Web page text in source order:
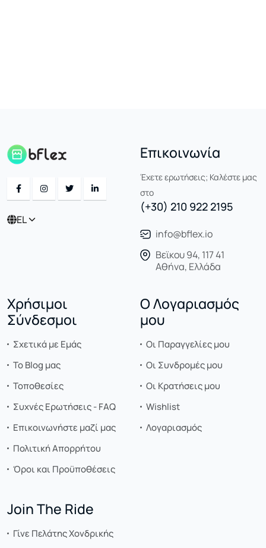
EL
Επικοινωνία
Έχετε ερωτήσεις; Καλέστε μας
στο
(+30) 210 922 2195
info@bflex.io
Βεϊκου 94, 117 41
Αθήνα, Ελλάδα
Χρήσιμοι
Σύνδεσμοι
Σχετικά με Εμάς
Το Blog μας
Τοποθεσίες
Συχνές Ερωτήσεις - FAQ
Επικοινωνήστε μαζί μας
Πολιτική Απορρήτου
Όροι και Προϋποθέσεις
Ο Λογαριασμός
μου
Οι Παραγγελίες μου
Οι Συνδρομές μου
Οι Κρατήσεις μου
Wishlist
Λογαριασμός
Join The Ride
Γίνε Πελάτης Χονδρικής